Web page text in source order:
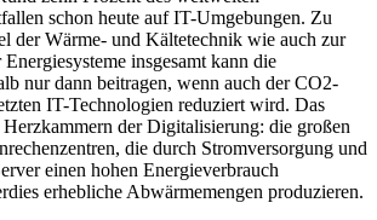
schon heute auf IT-Umgebungen. Zu
der Wärme- und Kältetechnik wie auch zur
insgesamt kann die
nur dann beitragen, wenn auch der CO2-
IT-Technologien reduziert wird. Das
der Digitalisierung: die großen
die durch Stromversorgung und
einen hohen Energieverbrauch
erhebliche Abwärmemengen produzieren.